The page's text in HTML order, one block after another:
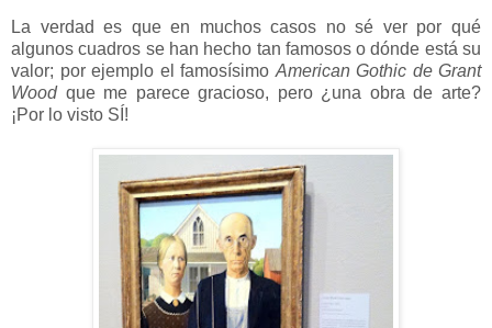
La verdad es que en muchos casos no sé ver por qué
algunos cuadros se han hecho tan famosos o dónde está su
valor; por ejemplo el famosísimo American Gothic de Grant
Wood que me parece gracioso, pero ¿una obra de arte?
¡Por lo visto SÍ!